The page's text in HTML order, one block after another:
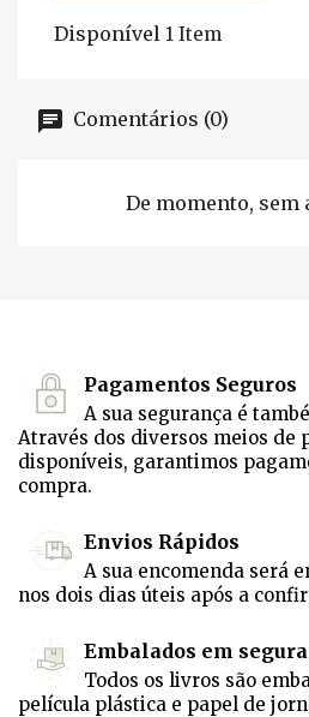
Disponível 1 Item
Comentários (0)
De momento, sem
Pagamentos Seguros
A sua segurança é
Através dos diversos meios de
disponíveis, garantimos
compra.
Envios Rápidos
A sua encomenda será
nos dois dias úteis após a
Embalados em
Todos os livros são
película plástica e papel de